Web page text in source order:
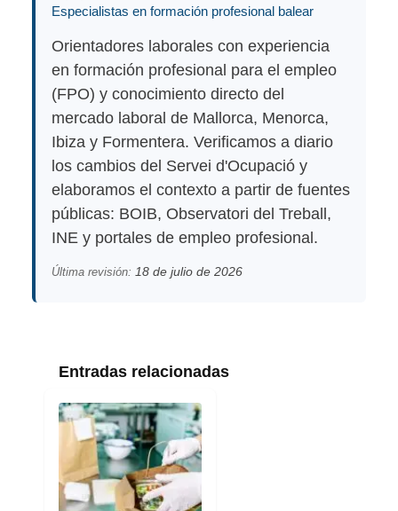
Especialistas en formación profesional balear
Orientadores laborales con experiencia
en formación profesional para el empleo
(FPO) y conocimiento directo del
mercado laboral de Mallorca, Menorca,
Ibiza y Formentera. Verificamos a diario
los cambios del Servei d'Ocupació y
elaboramos el contexto a partir de fuentes
públicas: BOIB, Observatori del Treball,
INE y portales de empleo profesional.
Última revisión: 18 de julio de 2026
Entradas relacionadas